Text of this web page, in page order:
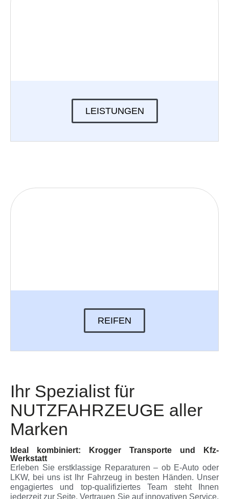
LEISTUNGEN
REIFEN
Ihr Spezialist für
NUTZFAHRZEUGE aller
Marken
Ideal kombiniert: Krogger Transporte und Kfz-
Werkstatt
Erleben Sie erstklassige Reparaturen – ob E-Auto oder
LKW, bei uns ist Ihr Fahrzeug in besten Händen. Unser
engagiertes und top-qualifiziertes Team steht Ihnen
jederzeit zur Seite. Vertrauen Sie auf innovativen Service,